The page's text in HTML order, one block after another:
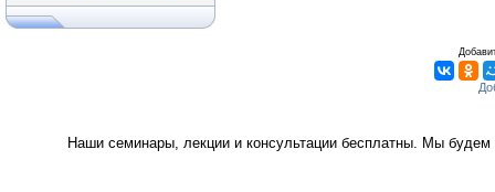
Наши семинары, лекции и консультации бесплатны. Мы